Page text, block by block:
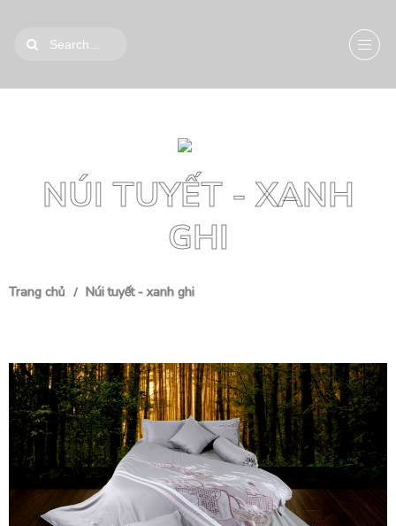
NÚI TUYẾT - XANH
GHI
Trang chủ Núi tuyết - xanh ghi